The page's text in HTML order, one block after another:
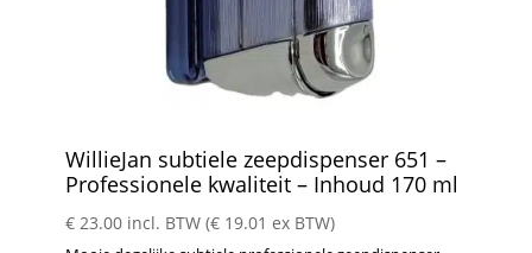
WillieJan subtiele zeepdispenser 651 –
Professionele kwaliteit – Inhoud 170 ml
€23.00 incl. BTW (€19.01 ex BTW)